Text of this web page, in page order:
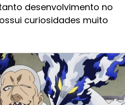
desenvolvimento no
curiosidades muito